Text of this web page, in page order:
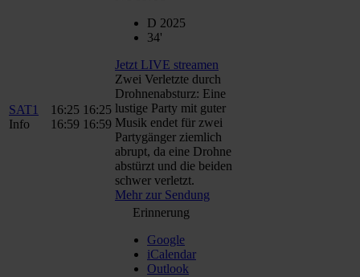
SAT1
Info
16:25
16:59
16:25
16:59
D 2025
34'
Jetzt LIVE streamen
Zwei Verletzte durch
Drohnenabsturz: Eine
lustige Party mit guter
Musik endet für zwei
Partygänger ziemlich
abrupt, da eine Drohne
abstürzt und die beiden
schwer verletzt.
Mehr zur Sendung
Erinnerung
Google
iCalendar
Outlook